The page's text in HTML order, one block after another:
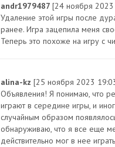
andr1979487 [24 ноября
Удаление этой игры после
ранее. Игра зацепила меня
Теперь это похоже на игру с
alina-kz [25 ноября 2023
Объявления! Я понимаю, что
играют в середине игры, и
случайным образом
обнаруживаю, что я все еще
действительно мог в нее